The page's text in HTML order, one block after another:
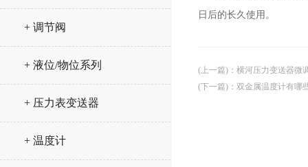
+ 调节阀
+ 液位/物位系列
+ 压力表变送器
+ 温度计
日后的长久使用。
(上一篇) ： 横河压力变送器微
(下一篇) ： 双金属温度计有哪